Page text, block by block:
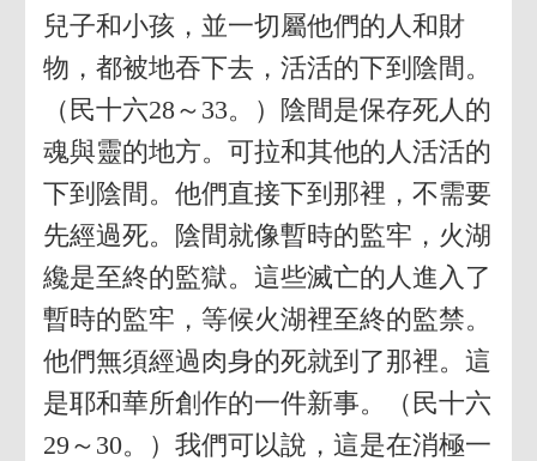
兒子和小孩，並一切屬他們的人和財
物，都被地吞下去，活活的下到陰間。
（民十六28～33。）陰間是保存死人的
魂與靈的地方。可拉和其他的人活活的
下到陰間。他們直接下到那裡，不需要
先經過死。陰間就像暫時的監牢，火湖
纔是至終的監獄。這些滅亡的人進入了
暫時的監牢，等候火湖裡至終的監禁。
他們無須經過肉身的死就到了那裡。這
是耶和華所創作的一件新事。（民十六
29～30。）我們可以說，這是在消極一